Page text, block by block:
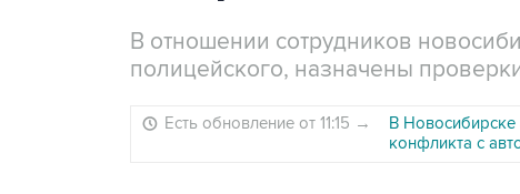
В отношении сотрудников
полицейского, назначены
Есть обновление от 11:15 →
В Новосибирске
конфликта с